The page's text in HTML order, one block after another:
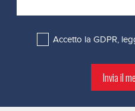
Accetto la GDPR,
Invia il